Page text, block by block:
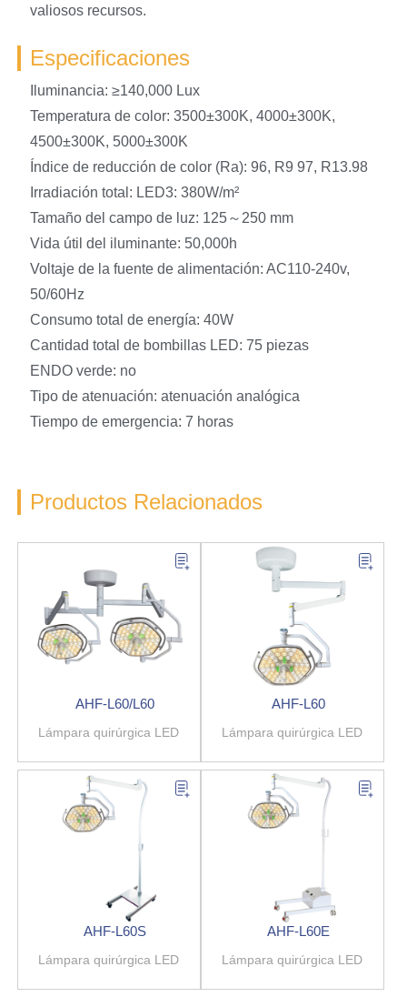
valiosos recursos.
Especificaciones
Iluminancia: ≥140,000 Lux
Temperatura de color: 3500±300K, 4000±300K,
4500±300K, 5000±300K
Índice de reducción de color (Ra): 96, R9 97, R13.98
Irradiación total: LED3: 380W/m²
Tamaño del campo de luz: 125～250 mm
Vida útil del iluminante: 50,000h
Voltaje de la fuente de alimentación: AC110-240v,
50/60Hz
Consumo total de energía: 40W
Cantidad total de bombillas LED: 75 piezas
ENDO verde: no
Tipo de atenuación: atenuación analógica
Tiempo de emergencia: 7 horas
Productos Relacionados
AHF-L60/L60
Lámpara quirúrgica LED
AHF-L60
Lámpara quirúrgica LED
AHF-L60S
Lámpara quirúrgica LED
AHF-L60E
Lámpara quirúrgica LED